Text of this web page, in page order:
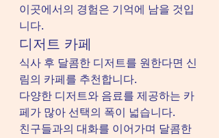
이곳에서의 경험은 기억에 남을 것입
니다.
디저트 카페
식사 후 달콤한 디저트를 원한다면 신
림의 카페를 추천합니다.
다양한 디저트와 음료를 제공하는 카
페가 많아 선택의 폭이 넓습니다.
친구들과의 대화를 이어가며 달콤한